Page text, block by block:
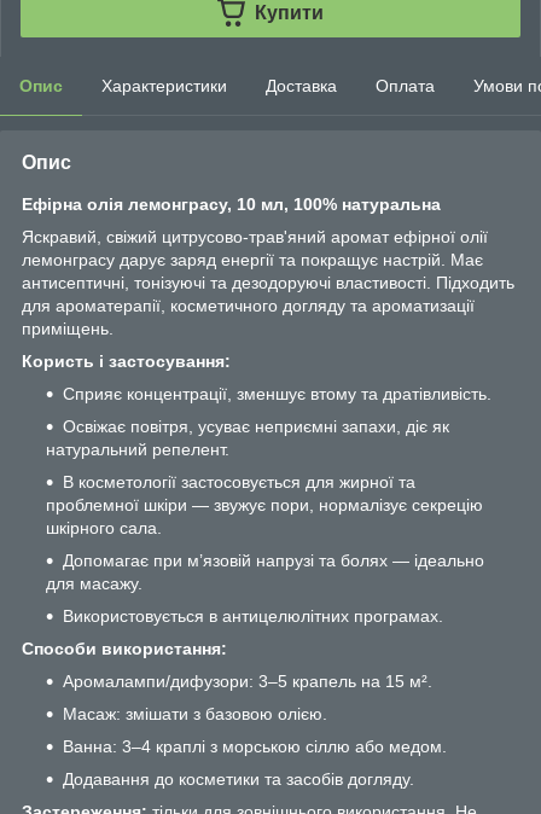
Купити
Опис Характеристики Доставка Оплата Умови
Опис
Ефірна олія лемонграсу, 10 мл, 100% натуральна
Яскравий, свіжий цитрусово-трав'яний аромат ефірної олії
лемонграсу дарує заряд енергії та покращує настрій. Має
антисептичні, тонізуючі та дезодоруючі властивості. Підходить
для ароматерапії, косметичного догляду та ароматизації
приміщень.
Користь і застосування:
Сприяє концентрації, зменшує втому та дратівливість.
Освіжає повітря, усуває неприємні запахи, діє як
натуральний репелент.
В косметології застосовується для жирної та
проблемної шкіри — звужує пори, нормалізує секрецію
шкірного сала.
Допомагає при м’язовій напрузі та болях — ідеально
для масажу.
Використовується в антицелюлітних програмах.
Способи використання:
Аромалампи/дифузори: 3–5 крапель на 15 м².
Масаж: змішати з базовою олією.
Ванна: 3–4 краплі з морською сіллю або медом.
Додавання до косметики та засобів догляду.